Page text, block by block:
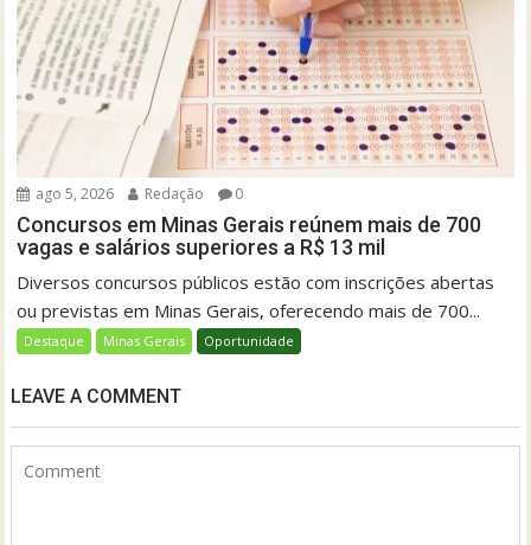
ago 5, 2026 Redação 0
Concursos em Minas Gerais reúnem mais de 700
vagas e salários superiores a R$ 13 mil
Diversos concursos públicos estão com inscrições abertas
ou previstas em Minas Gerais, oferecendo mais de 700...
Destaque Minas Gerais Oportunidade
LEAVE A COMMENT